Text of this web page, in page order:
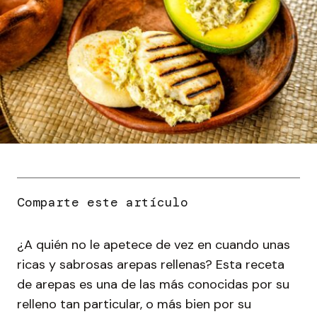
¿A quién no le apetece de vez en cuando unas
ricas y sabrosas arepas rellenas? Esta receta
de arepas es una de las más conocidas por su
relleno tan particular, o más bien por su